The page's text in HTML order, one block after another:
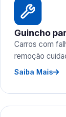
Guincho
Carros com
remoção
Saiba Mais